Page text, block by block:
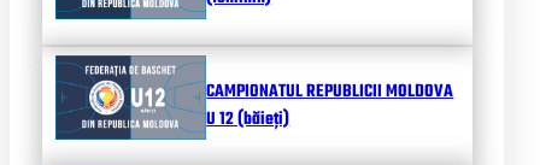
CAMPIONATUL REPUBLICII MOLDOVA
U 12 (băieți)